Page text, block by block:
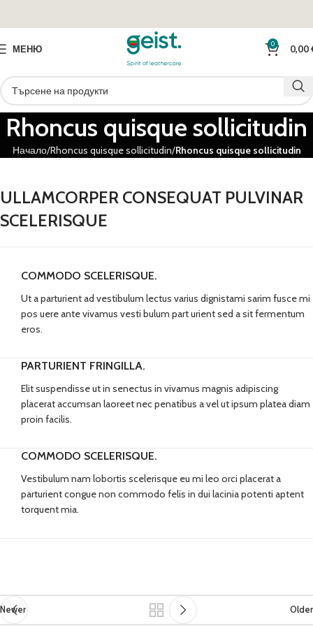
МЕНЮ 0 0,00
Rhoncus quisque sollicitudin
Начало Rhoncus quisque sollicitudin Rhoncus quisque sollicitudin
ULLAMCORPER CONSEQUAT PULVINAR
SCELERISQUE
COMMODO SCELERISQUE.
Ut a parturient ad vestibulum lectus varius dignistami sarim fusce mi
pos uere ante vivamus vesti bulum part urient sed a sit fermentum
eros.
PARTURIENT FRINGILLA.
Elit suspendisse ut in senectus in vivamus magnis adipiscing
placerat accumsan laoreet nec penatibus a vel ut ipsum platea diam
proin facilis.
COMMODO SCELERISQUE.
Vestibulum nam lobortis scelerisque eu mi leo orci placerat a
parturient congue non commodo felis in dui lacinia potenti aptent
torquent mia.
Newer Older